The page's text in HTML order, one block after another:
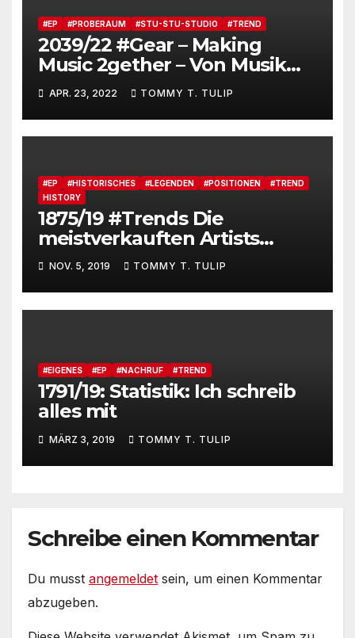
#EP #PROBERAUM #STU-STU-STUDIO #TREND
2039/22 #Gear – Making
Music 2gether – Von Musik
machen via Serverplattform
APR. 23, 2022 TOMMY T. TULIP
#EP #HISTORISCHES #LEGENDEN #POSITIONEN
#TREND
HISTORY
1875/19 #Trends Die
meistverkauften Artists
(Musik) von 1969 bis 2019 als
Gebrauchsgrafik #Nivea
#Niveau #TTT #Tulipstagram
NOV. 5, 2019 TOMMY T. TULIP
#EIGENES #EP #NACHRUF #TREND
1791/19: Statistik: Ich schreib
alles mit
MÄRZ 3, 2019 TOMMY T. TULIP
Schreibe einen Kommentar
Du musst angemeldet sein, um einen Kommentar
abzugeben.